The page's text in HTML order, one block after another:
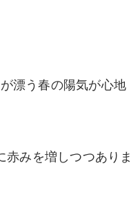
漂う春の陽気が心地
赤みを増しつつありま